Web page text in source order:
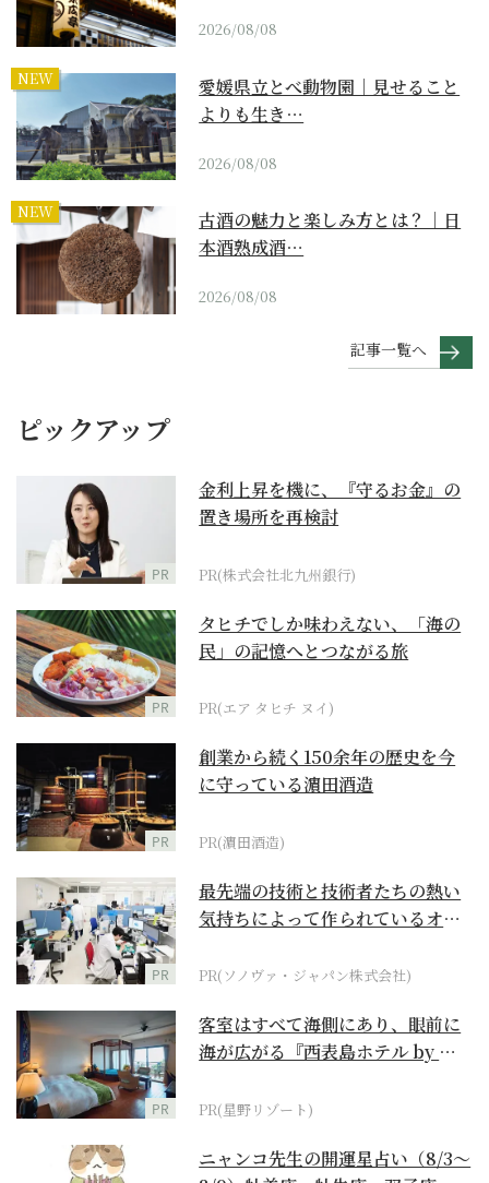
2026/08/08
NEW
愛媛県立とべ動物園｜見せること
よりも生き…
2026/08/08
NEW
古酒の魅力と楽しみ方とは？｜日
本酒熟成酒…
2026/08/08
記事一覧へ
ピックアップ
PR
金利上昇を機に、『守るお金』の
置き場所を再検討
PR(株式会社北九州銀行)
PR
タヒチでしか味わえない、「海の
民」の記憶へとつながる旅
PR(エア タヒチ ヌイ)
PR
創業から続く150余年の歴史を今
に守っている濵田酒造
PR(濵田酒造)
PR
最先端の技術と技術者たちの熱い
気持ちによって作られているオー
PR(ソノヴァ・ジャパン株式会社)
PR
客室はすべて海側にあり、眼前に
海が広がる『西表島ホテル by 星
PR(星野リゾート)
ニャンコ先生の開運星占い（8/3～